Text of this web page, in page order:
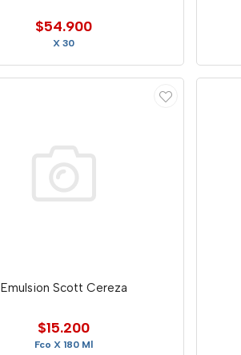
$54.900
X 30
Emulsion Scott Cereza
$15.200
Fco X 180 Ml